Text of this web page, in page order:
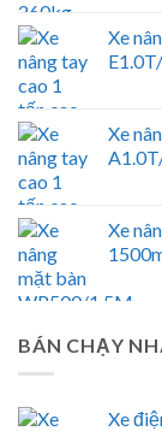
Xe
Xe
Xe
BÁN CHẠY
Xe